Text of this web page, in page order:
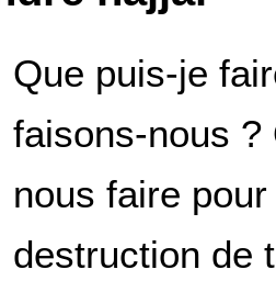
Que puis-je
faisons-nous ?
nous faire
destruction de